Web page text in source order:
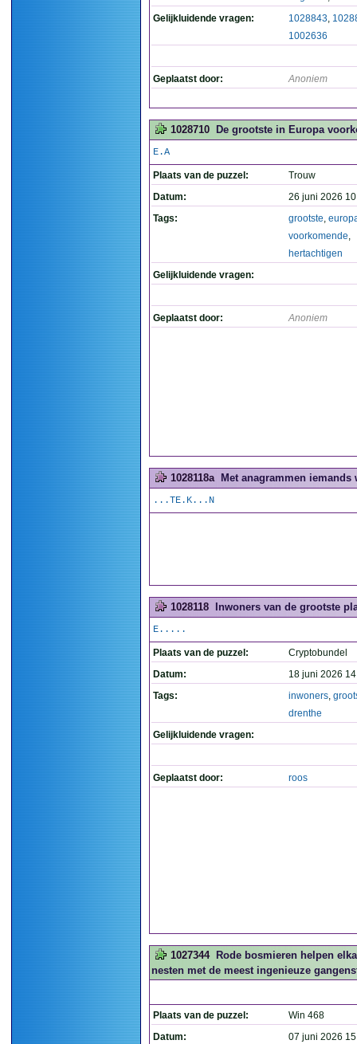
Gelijkluidende vragen:
1028843,
1002636
Geplaatst door: Anoniem
1028710 De grootste in Europa
E.A
Plaats van de puzzel:
Trouw
Datum:
26 juni 2026
Tags:
grootste,
voorkomende,
hertachtigen
Gelijkluidende vragen:
Geplaatst door: Anoniem
1028118a Met anagrammen iemands
...TE.K...N
1028118 Inwoners van de grootste
E.....
Plaats van de puzzel:
Cryptobundel
Datum:
18 juni 2026
Tags:
inwoners,
drenthe
Gelijkluidende vragen:
Geplaatst door: roos
1027344
Rode bosmieren helpen
nesten met de meest ingenieuze
Plaats van de puzzel:
Win 468
Datum:
07 juni 2026